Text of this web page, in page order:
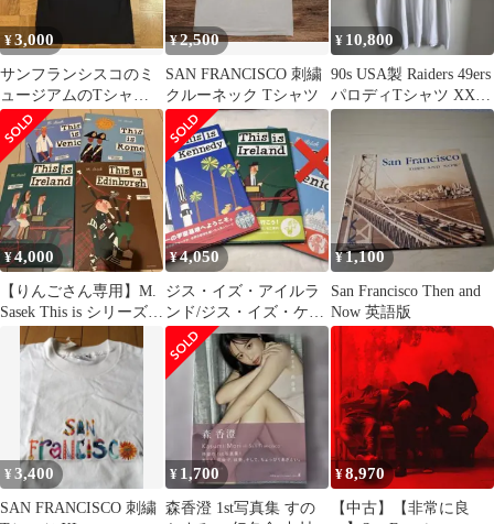
¥3,000
サンフランシスコのミ
ュージアムのTシャツ
黒地にプリント 綿
100% Mサイズ
¥2,500
SAN FRANCISCO 刺繍
クルーネック Tシャツ
¥ 10,800
90s USA製 Raiders 49ers
パロディTシャツ XXL
ヘインズ
¥4,000
【りんごさん専用】M.
Sasek This is シリーズ洋
書絵本4冊
¥4,050
ジス・イズ・アイルラ
ンド/ジス・イズ・ケー
プケネディ 帯付 初版
¥1,100
San Francisco Then and
Now 英語版
¥3,400
SAN FRANCISCO 刺繍
¥ 1,700
森香澄 1st写真集 すの
¥8,970
【中古】【非常に良